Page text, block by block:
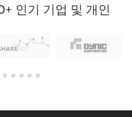
+ 인기 기업 및 개인